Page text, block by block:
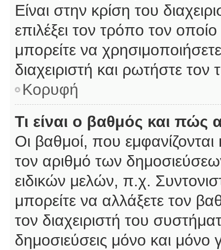
Είναι στην κρίση του
επιλέξει τον τρόπο τον
μπορείτε να
διαχειριστή και ρωτήστε τον
Κορυφή
Τι είναι ο βαθμός και
Οι βαθμοί, που
τον αριθμό των
ειδικών μελών, π.χ.
μπορείτε να αλλάξετε τον
τον διαχειριστή του
δημοσιεύσεις μόνο και